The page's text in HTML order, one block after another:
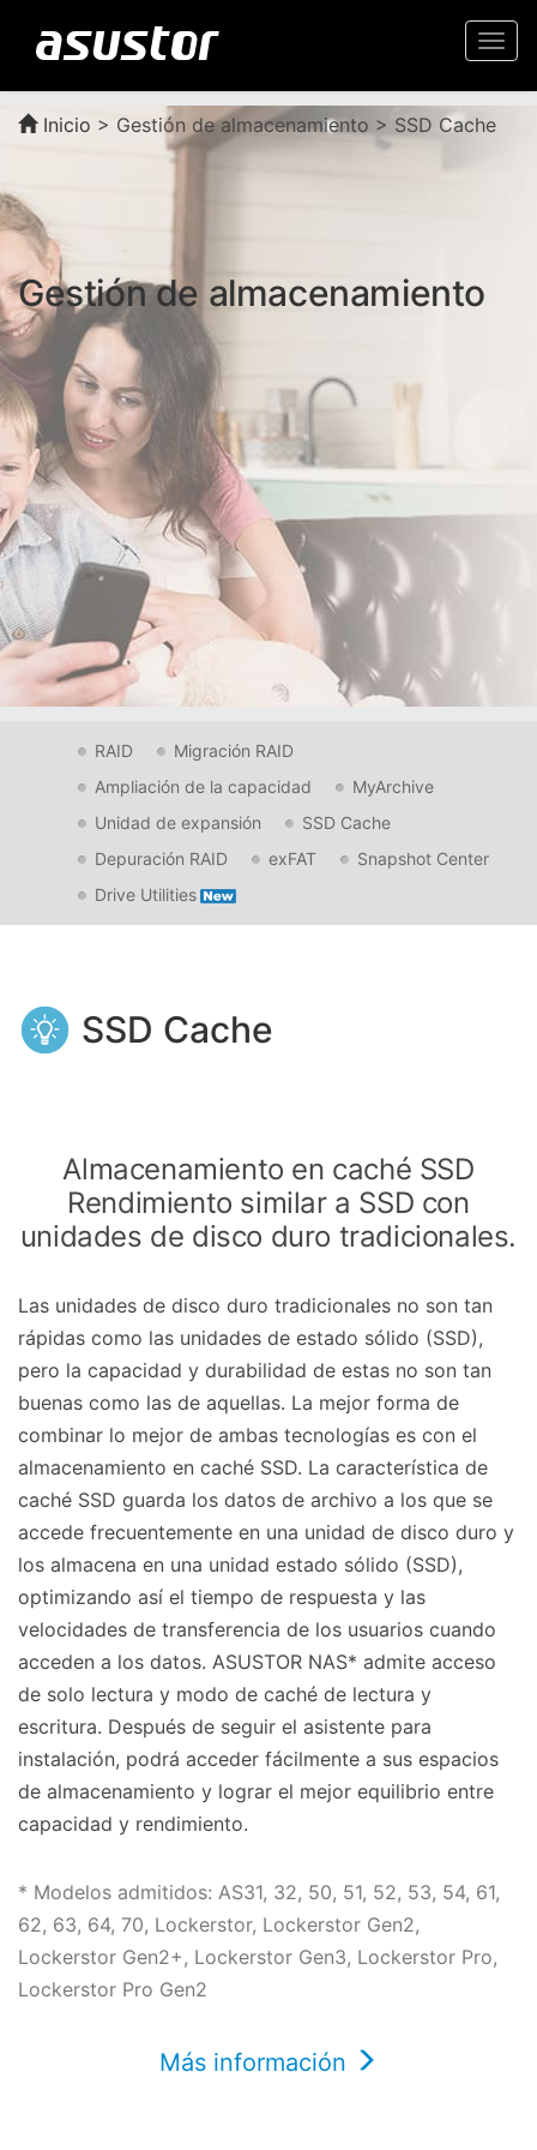
Inicio > Gestión de almacenamiento > SSD Cache
Gestión de almacenamiento
RAID
Migración RAID
Ampliación de la capacidad
MyArchive
Unidad de expansión
SSD Cache
Depuración RAID
exFAT
Snapshot Center
Drive Utilities
SSD Cache
Almacenamiento en caché SSD
Rendimiento similar a SSD con
unidades de disco duro tradicionales.
Las unidades de disco duro tradicionales no son tan
rápidas como las unidades de estado sólido (SSD),
pero la capacidad y durabilidad de estas no son tan
buenas como las de aquellas. La mejor forma de
combinar lo mejor de ambas tecnologías es con el
almacenamiento en caché SSD. La característica de
caché SSD guarda los datos de archivo a los que se
accede frecuentemente en una unidad de disco duro y
los almacena en una unidad estado sólido (SSD),
optimizando así el tiempo de respuesta y las
velocidades de transferencia de los usuarios cuando
acceden a los datos. ASUSTOR NAS* admite acceso
de solo lectura y modo de caché de lectura y
escritura. Después de seguir el asistente para
instalación, podrá acceder fácilmente a sus espacios
de almacenamiento y lograr el mejor equilibrio entre
capacidad y rendimiento.
* Modelos admitidos: AS31, 32, 50, 51, 52, 53, 54, 61,
62, 63, 64, 70, Lockerstor, Lockerstor Gen2,
Lockerstor Gen2+, Lockerstor Gen3, Lockerstor Pro,
Lockerstor Pro Gen2
Más información